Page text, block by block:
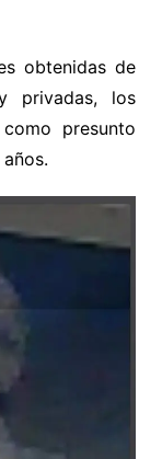
obtenidas de
privadas, los
presunto
años.